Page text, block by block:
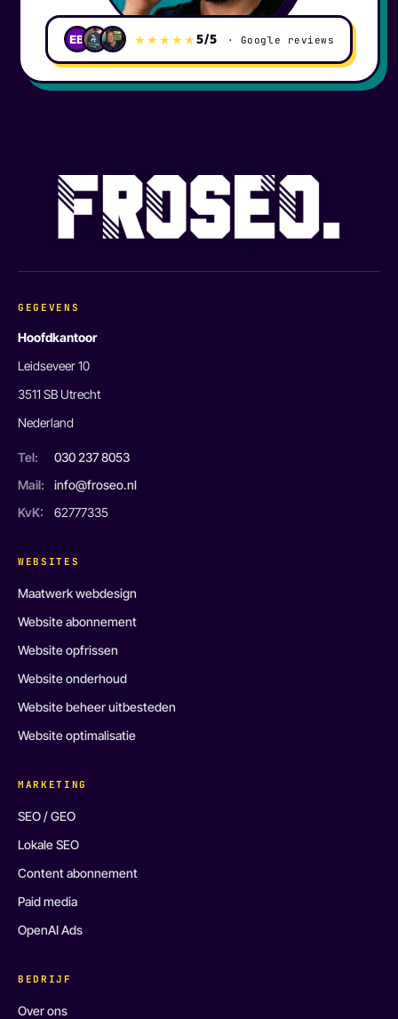
EB ★★★★★5/5 · Google reviews
GEGEVENS
Hoofdkantoor
Leidseveer 10
3511 SB Utrecht
Nederland
Tel:
030 237 8053
Mail:
info@froseo.nl
KvK:
62777335
WEBSITES
Maatwerk webdesign
Website abonnement
Website opfrissen
Website onderhoud
Website beheer uitbesteden
Website optimalisatie
MARKETING
SEO / GEO
Lokale SEO
Content abonnement
Paid media
OpenAI Ads
BEDRIJF
Over ons